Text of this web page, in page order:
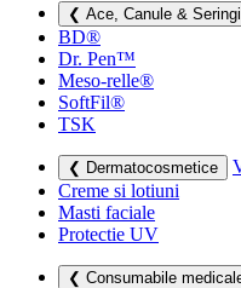
❮ Ace, Canule & Seringi
BD®
Dr. Pen™
Meso-relle®
SoftFil®
TSK
❮ Dermatocosmetice
Creme si lotiuni
Masti faciale
Protectie UV
❮ Consumabile